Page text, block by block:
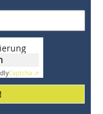
Captcha ⇗